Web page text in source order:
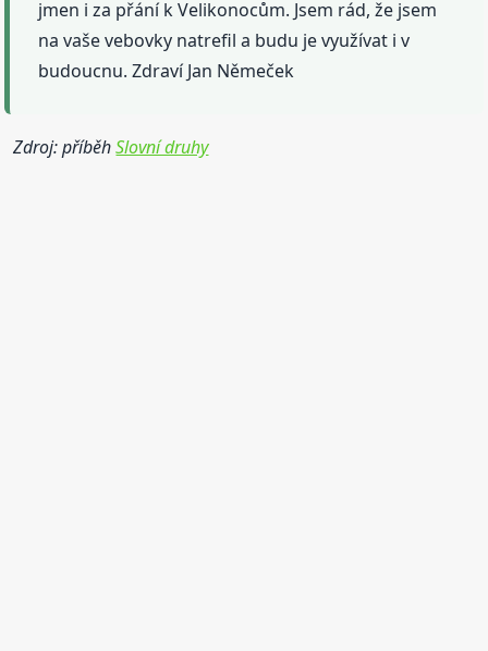
jmen i za přání k Velikonocům. Jsem rád, že jsem
na vaše vebovky natrefil a budu je využívat i v
budoucnu. Zdraví Jan Němeček
Zdroj: příběhSlovní druhy